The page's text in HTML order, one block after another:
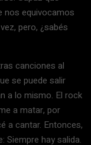
nos equivocamos
pero, ¿sabés
canciones al
se puede salir
a lo mismo. El rock
a matar, por
a cantar. Entonces,
Siempre hay salida.